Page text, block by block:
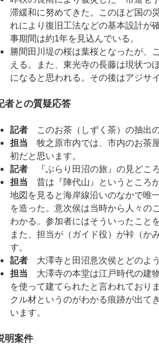
滞緩和に努めてきた。このほど国の
れにより復旧工法などの基本設計が
事期間は約1年を見込んでいる。
勝間田川堤の桜は葉桜となったが、
える。また、東光寺の長藤は現状つ
になると思われる。その後はアジサ
者との質疑応答
記者 このお茶（しずく茶）の抽出
担当 牧之原市内では、市内のお茶
初だと思います。
記者 『ぶらり田沼の旅』の見どこ
担当 昔は『陣代山』というところ
地図を見ると海岸線沿いのなかで唯
を造った。意次侯は当時から人々の
わかる。参加者にはそういったこと
また、担当が（ガイド役）が裃（か
す。
記者 大澤寺と田沼意次侯とどのよ
担当 大澤寺の本堂は江戸時代の建
を使って建てられたと言われており
クル材というのがわかる痕跡が出て
います。
明案件